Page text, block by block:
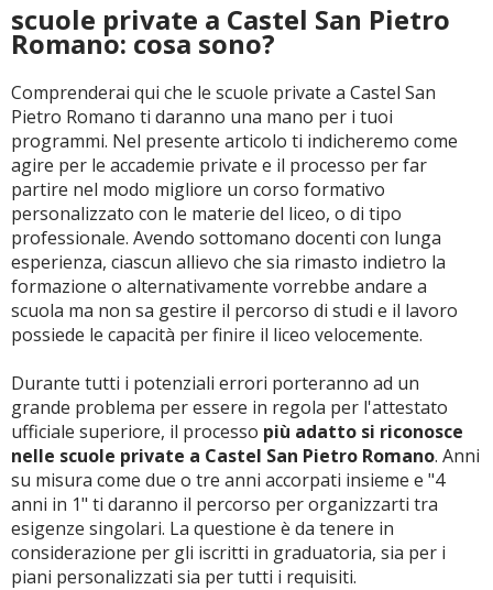
scuole private a Castel San Pietro
Romano: cosa sono?
Comprenderai qui che le scuole private a Castel San
Pietro Romano ti daranno una mano per i tuoi
programmi. Nel presente articolo ti indicheremo come
agire per le accademie private e il processo per far
partire nel modo migliore un corso formativo
personalizzato con le materie del liceo, o di tipo
professionale. Avendo sottomano docenti con lunga
esperienza, ciascun allievo che sia rimasto indietro la
formazione o alternativamente vorrebbe andare a
scuola ma non sa gestire il percorso di studi e il lavoro
possiede le capacità per finire il liceo velocemente.
Durante tutti i potenziali errori porteranno ad un
grande problema per essere in regola per l'attestato
ufficiale superiore, il processo più adatto si riconosce
nelle scuole private a Castel San Pietro Romano. Anni
su misura come due o tre anni accorpati insieme e "4
anni in 1" ti daranno il percorso per organizzarti tra
esigenze singolari. La questione è da tenere in
considerazione per gli iscritti in graduatoria, sia per i
piani personalizzati sia per tutti i requisiti.